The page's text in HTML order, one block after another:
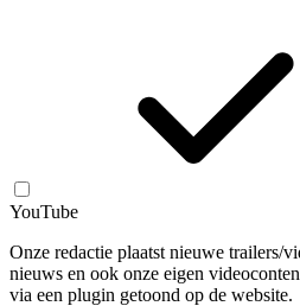
YouTube
Onze redactie plaatst nieuwe trailers/
nieuws en ook onze eigen
via een plugin getoond op de website.